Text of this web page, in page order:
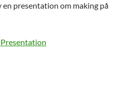
en presentation om making på
Presentation